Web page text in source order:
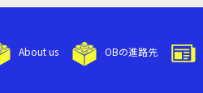
About us OBの進路先